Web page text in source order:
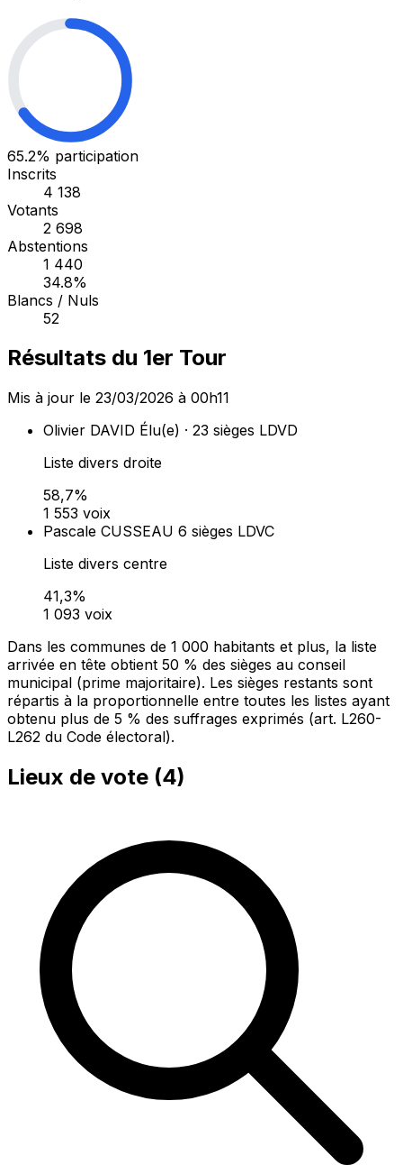
65.2% participation
Inscrits
4 138
Votants
2 698
Abstentions
1 440
34.8%
Blancs / Nuls
52
Résultats du 1er Tour
Mis à jour le 23/03/2026 à 00h11
Olivier DAVID Élu(e) · 23 sièges LDVD
Liste divers droite
58,7%
1 553 voix
Pascale CUSSEAU 6 sièges LDVC
Liste divers centre
41,3%
1 093 voix
Dans les communes de 1 000 habitants et plus, la liste
arrivée en tête obtient 50 % des sièges au conseil
municipal (prime majoritaire). Les sièges restants sont
répartis à la proportionnelle entre toutes les listes ayant
obtenu plus de 5 % des suffrages exprimés (art. L260-
L262 du Code électoral).
Lieux de vote (4)